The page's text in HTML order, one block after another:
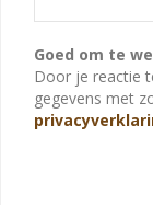
Goed om te
Door je reactie
gegevens met